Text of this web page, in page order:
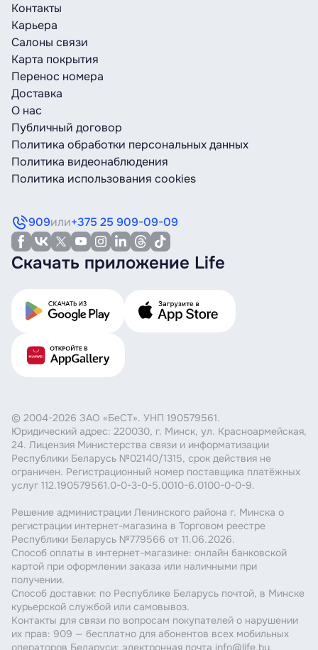
Контакты
Карьера
Салоны связи
Карта покрытия
Перенос номера
Доставка
О нас
Публичный договор
Политика обработки персональных данных
Политика видеонаблюдения
Политика использования cookies
909или+375 25 909-09-09
Скачать приложение Life
© 2004-2026 ЗАО «БеСТ». УНП 190579561.
Юридический адрес: 220030, г. Минск, ул. Красноармейская,
24. Лицензия Министерства связи и информатизации
Республики Беларусь №02140/1315, срок действия не
ограничен. Регистрационный номер поставщика платёжных
услуг 112.190579561.0-0-3-0-5.0010-6.0100-0-0-9.
Решение администрации Ленинского района г. Минска о
регистрации интернет-магазина в Торговом реестре
Республики Беларусь №779566 от 11.06.2026.
Способ оплаты в интернет-магазине: онлайн банковской
картой при оформлении заказа или наличными при
получении.
Способ доставки: по Республике Беларусь почтой, в Минске
курьерской службой или самовывоз.
Контакты для связи по вопросам покупателей о нарушении
их прав: 909 — бесплатно для абонентов всех мобильных
операторов Беларуси; электронная почта info@life.by.